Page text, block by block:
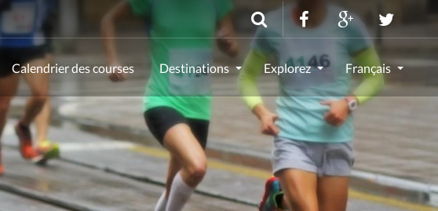
Calendrier des courses Destinations Explorez Français